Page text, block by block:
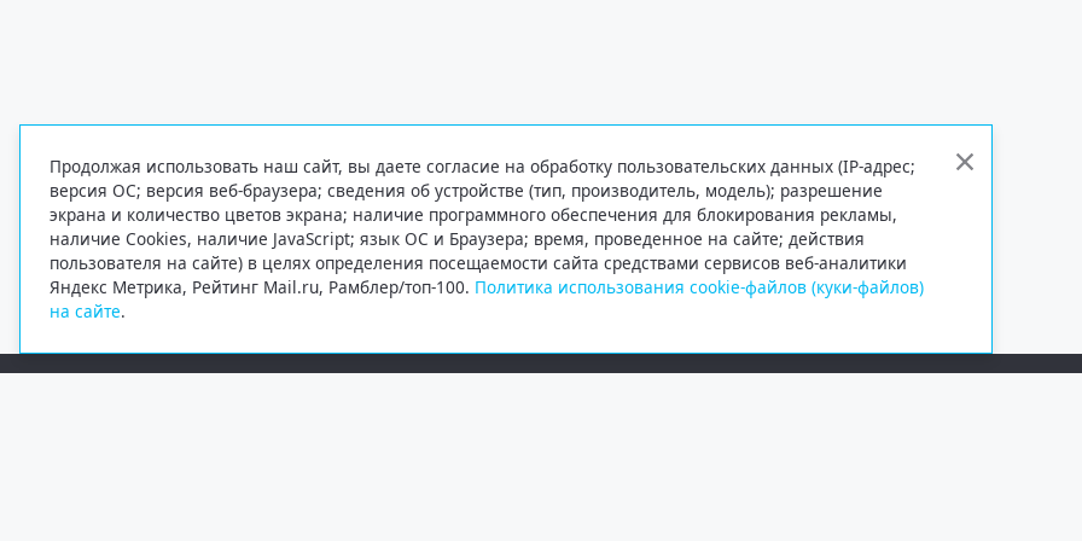
Продолжая использовать наш сайт, вы даете согласие на обработку пользовательских данных (IP-адрес;
версия ОС; версия веб-браузера; сведения об устройстве (тип, производитель, модель); разрешение
экрана и количество цветов экрана; наличие программного обеспечения для блокирования рекламы,
наличие Cookies, наличие JavaScript; язык ОС и Браузера; время, проведенное на сайте; действия
пользователя на сайте) в целях определения посещаемости сайта средствами сервисов веб-аналитики
Яндекс Метрика, Рейтинг Mail.ru, Рамблер/топ-100. Политика использования cookie-файлов (куки-файлов)
на сайте.